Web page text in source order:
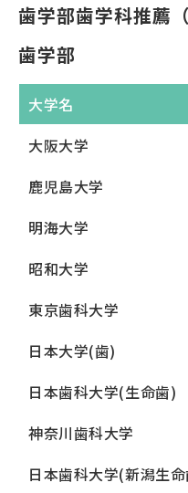
歯学部歯学科推薦
歯学部
大学名
大阪大学
鹿児島大学
明海大学
昭和大学
東京歯科大学
日本大学(歯)
日本歯科大学(生命歯)
神奈川歯科大学
日本歯科大学(新潟生